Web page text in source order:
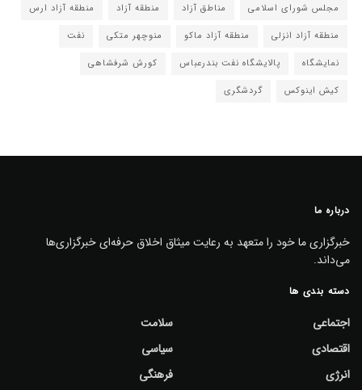
مجلس شورای اسلامی
مناطق آزاد منطقه آزاد
منطقه آزاد ارس
منطقه آزاد انزلی
منطقه آزاد ماکو منوچهر متکی
نفت
نمایشگاه
پالایشگاه نفت بندرعباس
کورش شرفشاهی
کیش اینوکس
گردشگری
درباره ما
خبرگزاری ما خود را متعهد به رعایت میثاق اخلاق حرفه‌ای خبرگزاری‌ها
می‌داند.
دسته بندی ها
اجتماعی
اقتصادی
انرژی
سلامت
سیاسی
فرهنگی